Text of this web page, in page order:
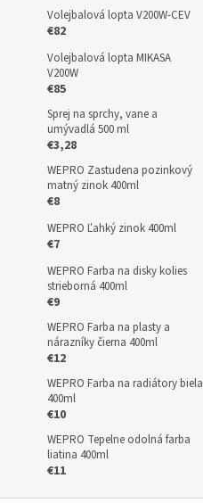
Volejbalová lopta V200W-CEV
€82
Volejbalová lopta MIKASA
V200W
€85
Sprej na sprchy, vane a
umývadlá 500 ml
€3,28
WEPRO Zastudena pozinkový
matný zinok 400ml
€8
WEPRO Ľahký zinok 400ml
€7
WEPRO Farba na disky kolies
strieborná 400ml
€9
WEPRO Farba na plasty a
nárazníky čierna 400ml
€12
WEPRO Farba na radiátory biela
400ml
€10
WEPRO Tepelne odolná farba
liatina 400ml
€11